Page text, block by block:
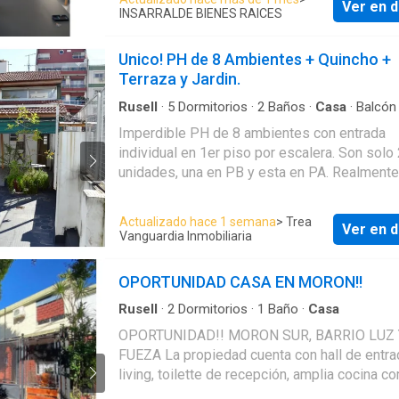
INSARRALDE BIENES RAICES
Ver en
Unico! PH de 8 Ambientes + Quincho +
Terraza y Jardin.
Rusell · 5 Dormitorios · 2 Baños · Casa · Balcón
Imperdible PH de 8 ambientes con entrada
individual en 1er piso por escalera. Son solo
unidades, una en PB y esta en PA.
living, amplia terraza, quincho con excelente
baño principal con hidro y sauna. Increíble
planta superior. Todo el PH tiene una
madera maciza y pisos de parquet. Ideal para
familias numerosas. Ubicado en pleno
inmejorable conectividad y acceso a
clubes y espacios verdes del barrio.
luminosidad otorgada por su orientación
Ingresando accedemos a un importante hall
Actualizado hace 1 semana> Trea
Vanguardia Inmobiliaria
Ver en
OPORTUNIDAD CASA EN MORON!!
Rusell · 2 Dormitorios · 1 Baño · Casa
OPORTUNIDAD!! MORON SUR, BARRIO LUZ
FUEZA La propiedad cuenta con hall de
living, toilette de recepción, amplia cocina